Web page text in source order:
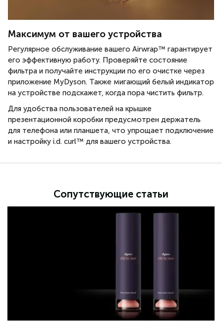
Максимум от вашего устройства
Регулярное обслуживание вашего Airwrap™ гарантирует
его эффективную работу. Проверяйте состояние
фильтра и получайте инструкции по его очистке через
приложение MyDyson. Также мигающий белый индикатор
на устройстве подскажет, когда пора чистить фильтр.
Для удобства пользователей на крышке
презентационной коробки предусмотрен держатель
для телефона или планшета, что упрощает подключение
и настройку i.d. curl™ для вашего устройства.
Сопутствующие статьи